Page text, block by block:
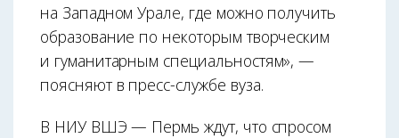
на Западном Урале, где можно получить
образование по некоторым творческим
и гуманитарным специальностям», —
поясняют в пресс-службе вуза.
В НИУ ВШЭ — Пермь ждут, что спросом